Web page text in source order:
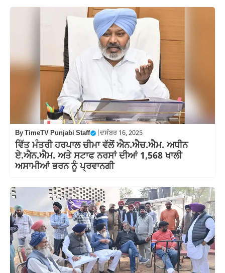
ByTimeTV Punjabi Staff ਦਸੰਬਰ 16, 2025
ਵਿੱਤ ਮੰਤਰੀ ਹਰਪਾਲ ਚੀਮਾ ਵੱਲੋਂ ਐਨ.ਐਚ.ਐਮ. ਅਧੀਨ
ਏ.ਐਨ.ਐਮ. ਅਤੇ ਸਟਾਫ ਨਰਸਾਂ ਦੀਆਂ 1,568 ਖਾਲੀ
ਅਸਾਮੀਆਂ ਭਰਨ ਨੂੰ ਪ੍ਰਵਾਨਗੀ